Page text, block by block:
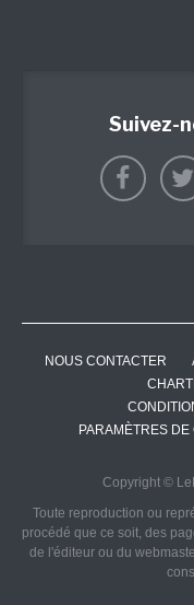
Suivez-
NOUS CONTACTER
PARAMÈTRES
Copyright ©
Toute reproduction ou
procédé que ce soit, des
de l'éditeur ou du